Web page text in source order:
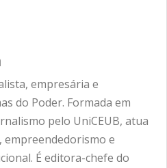
empresária e
do Poder. Formada em
pelo UniCEUB, atua
e
É editora-chefe do